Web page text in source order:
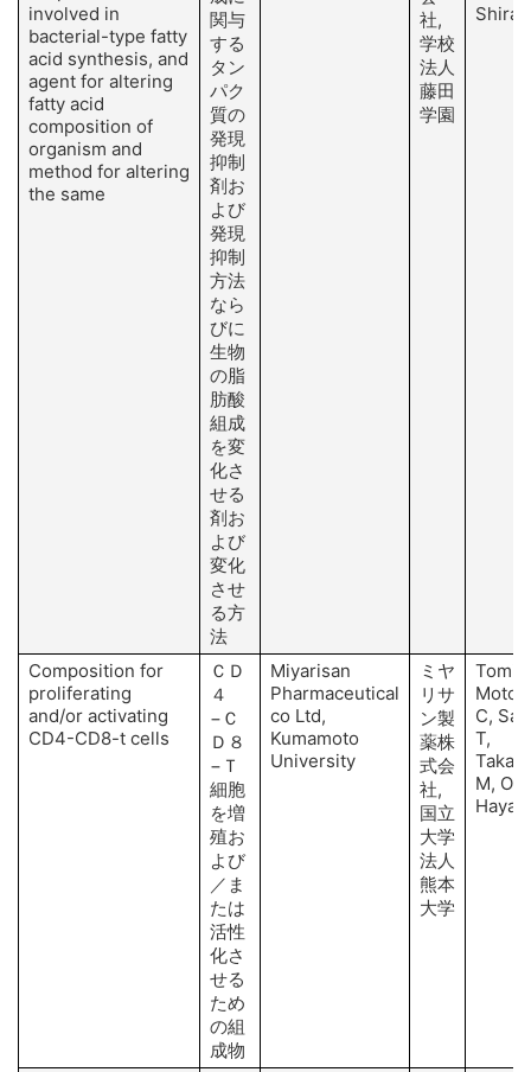
involved in
bacterial-type fatty
acid synthesis, and
agent for altering
fatty acid
composition of
organism and
method for altering
the same
関与
する
タン
パク
質の
発現
抑制
剤お
よび
発現
抑制
方法
なら
びに
生物
の脂
肪酸
組成
を変
化さ
せる
剤お
よび
変化
させ
る方
法
社,
学校
法人
藤田
学園
Shirai
Composition for
proliferating
and/or activating
CD4-CD8-t cells
ＣＤ
４
−Ｃ
Ｄ８
−Ｔ
細胞
を増
殖お
よび
／ま
たは
活性
化さ
せる
ため
の組
成物
Miyarisan
Pharmaceutical
co Ltd,
Kumamoto
University
ミヤ
リサ
ン製
薬株
式会
社,
国立
大学
法人
熊本
大学
C,
T,
M,